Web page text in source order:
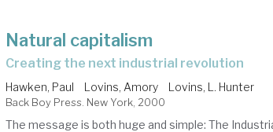
Natural capitalism
creating the next industrial revolution
Hawken, Paul Lovins, Amory Lovins, L. Hunter
Back Boy Press. New York, 2000
The message is both huge and simple: The